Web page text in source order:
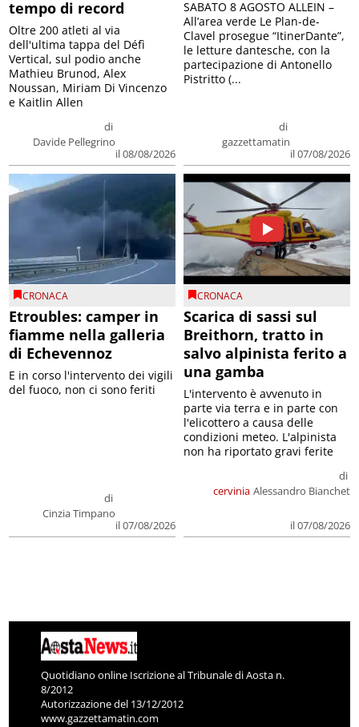
tempo di record
di
Davide Pellegrino
il 08/08/2026
Oltre 200 atleti al via
dell'ultima tappa del Défì
Vertical, sul podio anche
Mathieu Brunod, Alex
Noussan, Miriam Di Vincenzo
e Kaitlin Allen
di
gazzettamatin
il 07/08/2026
SABATO 8 AGOSTO ALLEIN –
All’area verde Le Plan-de-
Clavel prosegue “ItinerDante”,
le letture dantesche, con la
partecipazione di Antonello
Pistritto (...
CRONACA
Etroubles: camper in
fiamme nella galleria
di Echevennoz
di
Cinzia Timpano
il 07/08/2026
E in corso l'intervento dei vigili
del fuoco, non ci sono feriti
CRONACA
Scarica di sassi sul
Breithorn, tratto in
salvo alpinista ferito a
una gamba
cervinia
di
Alessandro Bianchet
il 07/08/2026
L'intervento è avvenuto in
parte via terra e in parte con
l'elicottero a causa delle
condizioni meteo. L'alpinista
non ha riportato gravi ferite
Quotidiano online Iscrizione al Tribunale di Aosta n.
8/2012
Autorizzazione del 13/12/2012
www.gazzettamatin.com